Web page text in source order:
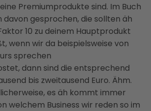
Premiumprodukte sind. Im Buch
gesprochen, die sollten äh
10 zu deinem Hauptprodukt
wenn wir da beispielsweise von
sprechen
dann sind die entsprechend
bis zweitausend Euro. Ähm.
es äh kommt immer
welchem Business wir reden so im